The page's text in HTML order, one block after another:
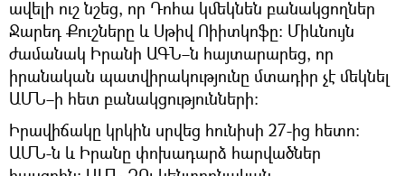
ավելի ուշ նշեց, որ Դոհա կմեկնեն բանակցողներ
Ջարեդ Քուշները և Սթիվ Ոիիտկոֆը: Միևնույն
ժամանակ Իրանի ԱԳՆ–ն հայտարարեց, որ
իրանական պատվիրակությունը մտադիր չէ մեկնել
ԱՄՆ–ի հետ բանակցությունների:
Իրավիճակը կրկին սրվեց հունիսի 27-ից հետո։
ԱՄՆ-ն և Իրանը փոխադարձ հարվածներ